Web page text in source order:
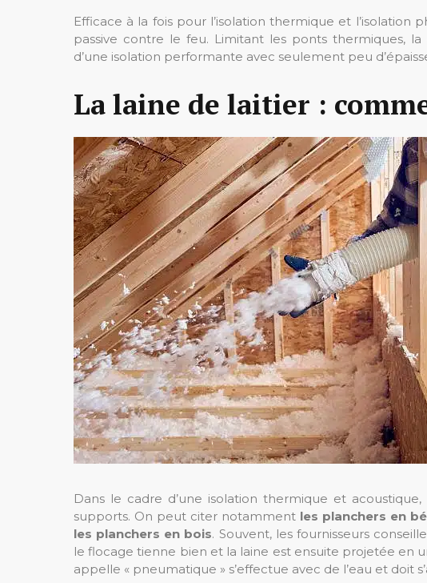
Efficace à la fois pour l’isolation thermique et
passive contre le feu. Limitant les ponts thermiques,
d’une isolation performante avec seulement peu
La laine de laitier :
Dans le cadre d’une isolation thermique et
supports. On peut citer notamment les planchers en
les planchers en bois. Souvent, les fournisseurs
le flocage tienne bien et la laine est ensuite projetée en
appelle « pneumatique » s’effectue avec de l’eau et doit